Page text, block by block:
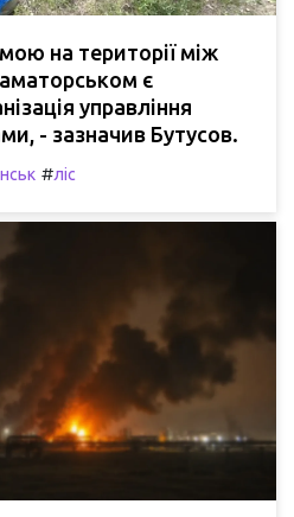
на території між
є
управління
- зазначив Бутусов.
#ліс